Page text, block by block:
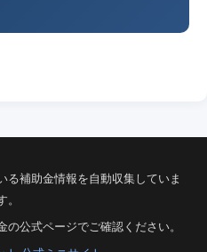
る補助金情報を自動収集していま
。
公式ページでご確認ください。